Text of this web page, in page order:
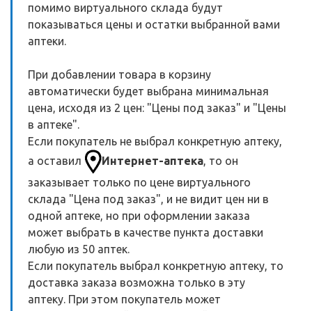
помимо виртуального склада будут
показываться цены и остатки выбранной вами
аптеки.
При добавлении товара в корзину
автоматически будет выбрана минимальная
цена, исходя из 2 цен: "Цены под заказ" и "Цены
в аптеке".
Если покупатель не выбрал конкретную аптеку,
а оставил
Интернет-аптека, то он
заказывает только по цене виртуального
склада "Цена под заказ", и не видит цен ни в
одной аптеке, но при оформлении заказа
может выбрать в качестве пункта доставки
любую из 50 аптек.
Если покупатель выбрал конкретную аптеку, то
доставка заказа возможна только в эту
аптеку. При этом покупатель может